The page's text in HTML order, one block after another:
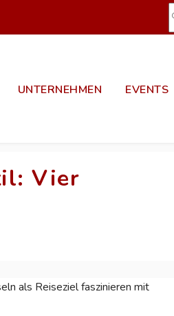
UNTERNEHMEN EVENTS
Vier
als Reiseziel faszinieren mit